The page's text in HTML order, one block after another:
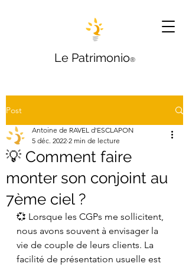
Le Patrimonio®
Post
💡 Comment faire
monter son conjoint au
7ème ciel ?
Antoine de RAVEL d'ESCLAPON
5 déc. 2022 2 min de lecture
💞 Lorsque les CGPs me sollicitent,
nous avons souvent à envisager la
vie de couple de leurs clients. La
facilité de présentation usuelle est